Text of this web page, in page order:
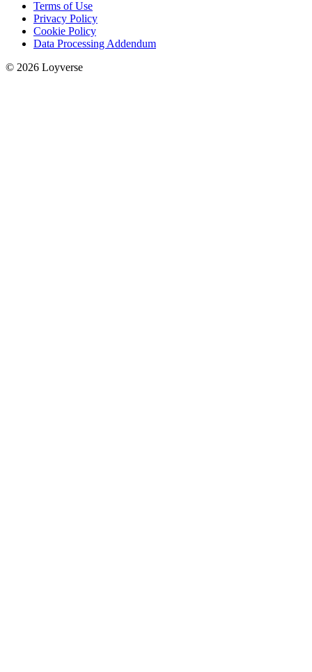
Terms of Use
Privacy Policy
Cookie Policy
Data Processing Addendum
© 2026 Loyverse